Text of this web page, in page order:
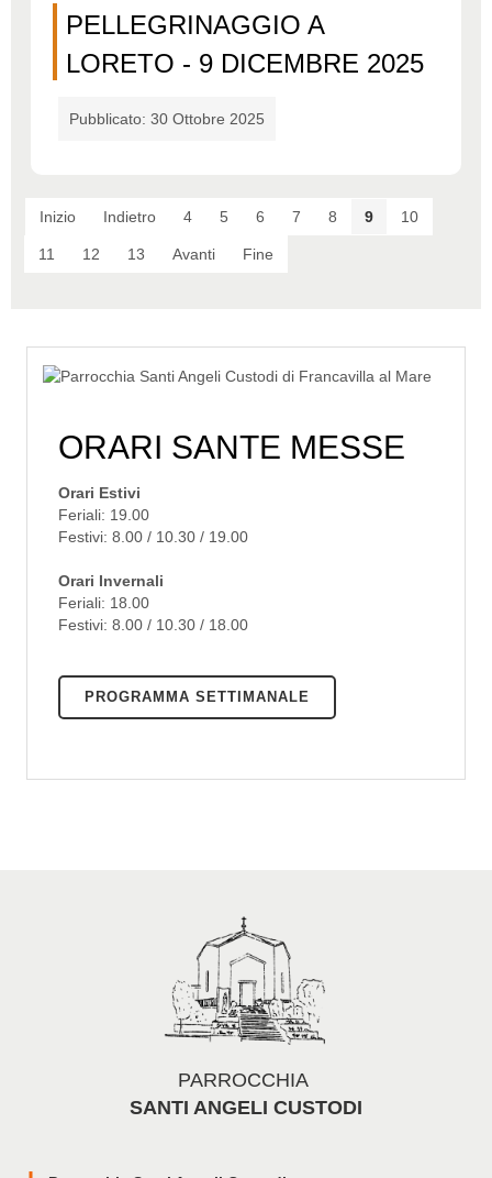
PELLEGRINAGGIO A
LORETO - 9 DICEMBRE 2025
Pubblicato: 30 Ottobre 2025
Inizio Indietro 4 5 6 7 8 9 10
11 12 13 Avanti Fine
ORARI SANTE MESSE
Orari Estivi
Feriali: 19.00
Festivi: 8.00 / 10.30 / 19.00
Orari Invernali
Feriali: 18.00
Festivi: 8.00 / 10.30 / 18.00
PROGRAMMA SETTIMANALE
PARROCCHIA
SANTI ANGELI CUSTODI